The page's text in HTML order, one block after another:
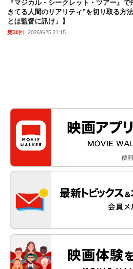
『マジカル・シークレット・ツアー』
きてる人間のリアリティ”を切り取る方
とは監督に訊け」】
第30回 2026/6/25 21:15